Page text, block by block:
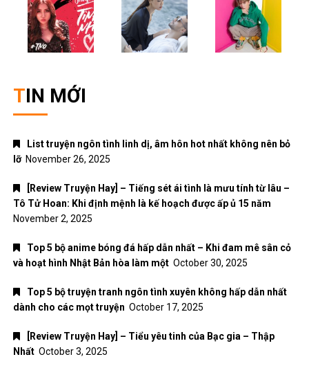
TIN MỚI
List truyện ngôn tình linh dị, âm hôn hot nhất không nên bỏ
lỡ November 26, 2025
[Review Truyện Hay] – Tiếng sét ái tình là mưu tính từ lâu –
Tô Tử Hoan: Khi định mệnh là kế hoạch được ấp ủ 15 năm
November 2, 2025
Top 5 bộ anime bóng đá hấp dẫn nhất – Khi đam mê sân cỏ
và hoạt hình Nhật Bản hòa làm một October 30, 2025
Top 5 bộ truyện tranh ngôn tình xuyên không hấp dẫn nhất
dành cho các mọt truyện October 17, 2025
[Review Truyện Hay] – Tiểu yêu tinh của Bạc gia – Thập
Nhất October 3, 2025